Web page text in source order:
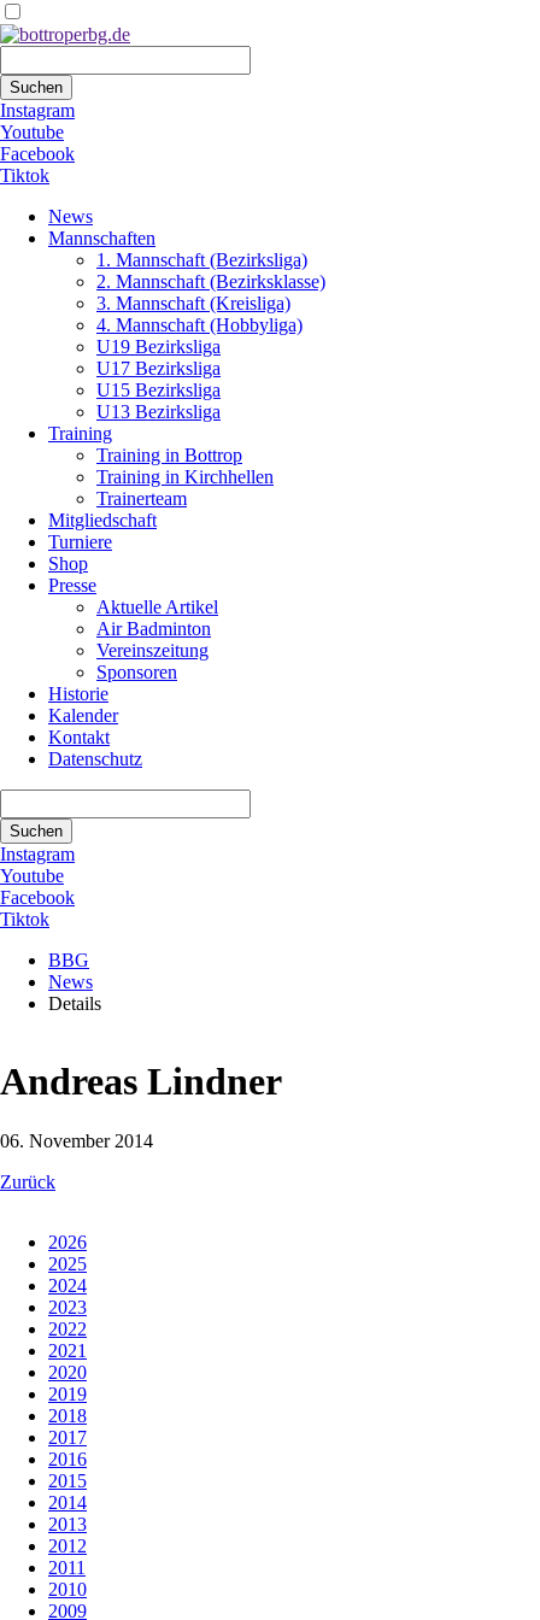
Suchen
Instagram
Youtube
Facebook
Tiktok
überspringen
News
Mannschaften
1. Mannschaft (Bezirksliga)
2. Mannschaft (Bezirksklasse)
3. Mannschaft (Kreisliga)
4. Mannschaft (Hobbyliga)
U19 Bezirksliga
U17 Bezirksliga
U15 Bezirksliga
U13 Bezirksliga
Training
Training in Bottrop
Training in Kirchhellen
Trainerteam
Mitgliedschaft
Turniere
Shop
Presse
Aktuelle Artikel
Air Badminton
Vereinszeitung
Sponsoren
Historie
Kalender
Kontakt
Datenschutz
Suchen
Instagram
Youtube
Facebook
Tiktok
BBG
News
Details
Andreas Lindner
06. November 2014
Zurück
2026
2025
2024
2023
2022
2021
2020
2019
2018
2017
2016
2015
2014
2013
2012
2011
2010
2009